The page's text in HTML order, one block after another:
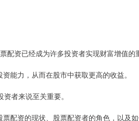
资已经成为许多投资者实现财富增值的
能力，从而在股市中获取更高的收益。
者来说至关重要。
配资的现状、股票配资者的角色，以及如